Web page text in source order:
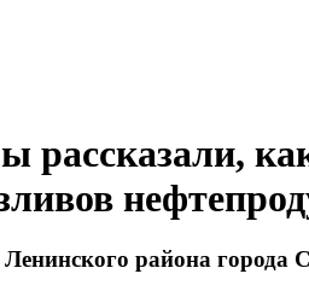
рассказали,
района города